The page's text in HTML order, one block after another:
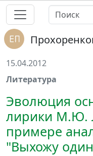
15.04.2012
Литература
Эволюция
лирики М.Ю.
примере
"Выхожу